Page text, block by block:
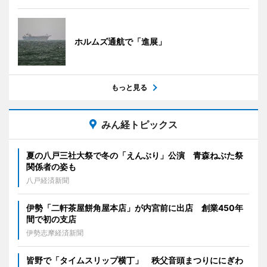
ホルムズ通航で「進展」
もっと見る
みん経トピックス
夏の八戸三社大祭で冬の「えんぶり」公演 青森ねぶた祭
関係者の姿も
八戸経済新聞
伊勢「二軒茶屋餅角屋本店」が内宮前に出店 創業450年
間で初の支店
伊勢志摩経済新聞
皆野で「タイムスリップ横丁」 秩父音頭まつりににぎわ